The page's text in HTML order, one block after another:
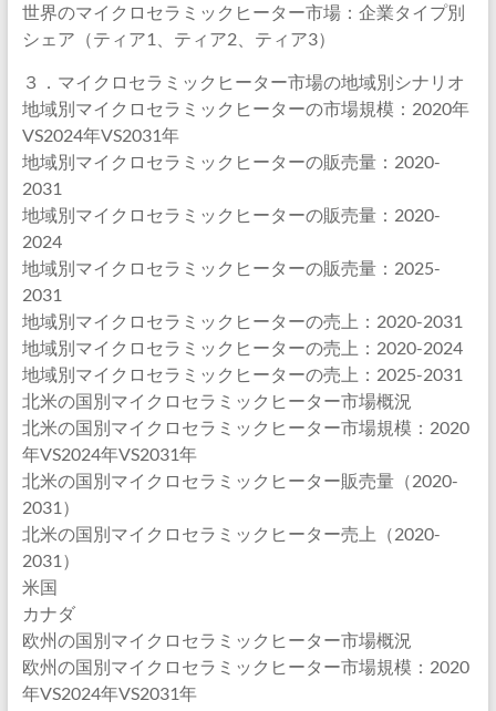
世界のマイクロセラミックヒーター市場：企業タイプ別
シェア（ティア1、ティア2、ティア3）
３．マイクロセラミックヒーター市場の地域別シナリオ
地域別マイクロセラミックヒーターの市場規模：2020年
VS2024年VS2031年
地域別マイクロセラミックヒーターの販売量：2020-
2031
地域別マイクロセラミックヒーターの販売量：2020-
2024
地域別マイクロセラミックヒーターの販売量：2025-
2031
地域別マイクロセラミックヒーターの売上：2020-2031
地域別マイクロセラミックヒーターの売上：2020-2024
地域別マイクロセラミックヒーターの売上：2025-2031
北米の国別マイクロセラミックヒーター市場概況
北米の国別マイクロセラミックヒーター市場規模：2020
年VS2024年VS2031年
北米の国別マイクロセラミックヒーター販売量（2020-
2031）
北米の国別マイクロセラミックヒーター売上（2020-
2031）
米国
カナダ
欧州の国別マイクロセラミックヒーター市場概況
欧州の国別マイクロセラミックヒーター市場規模：2020
年VS2024年VS2031年